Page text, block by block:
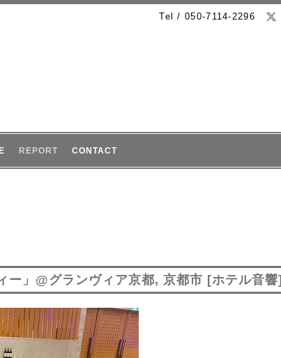
Tel / 050-7114-2296
REPORT CONTACT
ー」@グランヴィア京都, 京都市 [ホテル音響]